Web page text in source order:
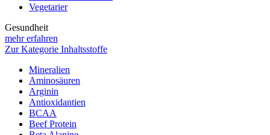
Vegetarier
Gesundheit
mehr erfahren
Zur Kategorie Inhaltsstoffe
Mineralien
Aminosäuren
Arginin
Antioxidantien
BCAA
Beef Protein